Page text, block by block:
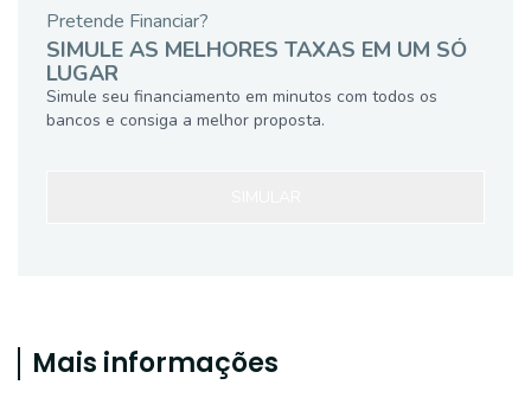
Pretende Financiar?
SIMULE AS MELHORES TAXAS EM UM SÓ
LUGAR
Simule seu financiamento em minutos com todos os
bancos e consiga a melhor proposta.
Mais informações